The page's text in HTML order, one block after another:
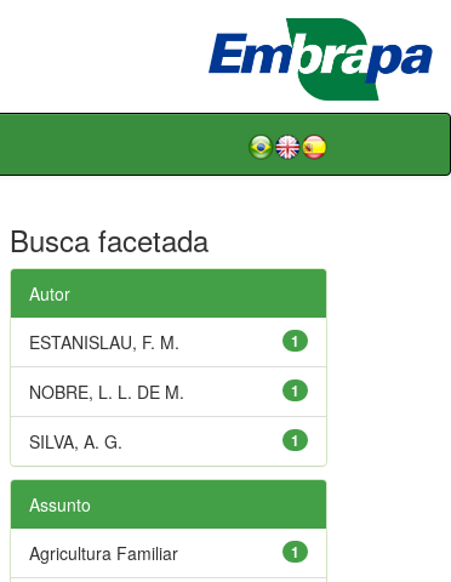
Busca facetada
Autor
1
ESTANISLAU, F. M.
1
NOBRE, L. L. DE M.
1
SILVA, A. G.
Assunto
1
Agricultura Familiar